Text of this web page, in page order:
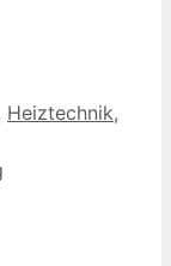
Heiztechnik,